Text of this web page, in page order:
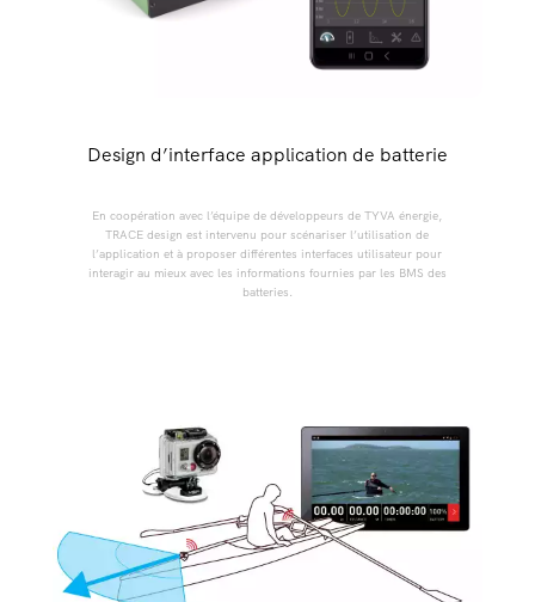
Design d’interface application de batterie
En coopération avec l’équipe de développeurs de TYVA énergie,
TRACE design est intervenu pour scénariser l’utilisation de
l’application et à proposer différentes interfaces utilisateur pour
interagir au mieux avec les informations fournies par les BMS des
batteries.